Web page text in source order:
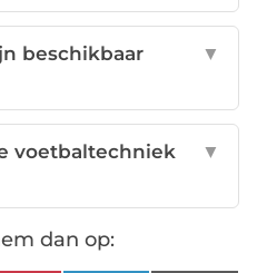
beschikbaar
▼
voetbaltechniek
▼
dan op: